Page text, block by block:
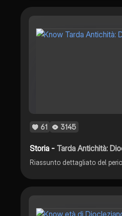
61 3145
Storia - Tarda Antichità: Diocleziano e la